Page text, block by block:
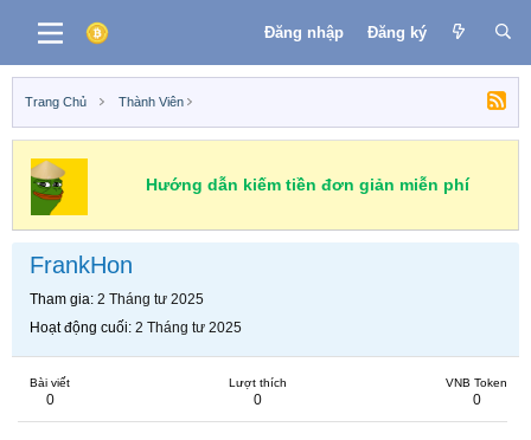
Đăng nhập Đăng ký
Trang Chủ Thành Viên
Hướng dẫn kiếm tiền đơn giản miễn phí
FrankHon
Tham gia 2 Tháng tư 2025
Hoạt động cuối 2 Tháng tư 2025
Bài viết
0
Lượt thích
0
VNB Token
0